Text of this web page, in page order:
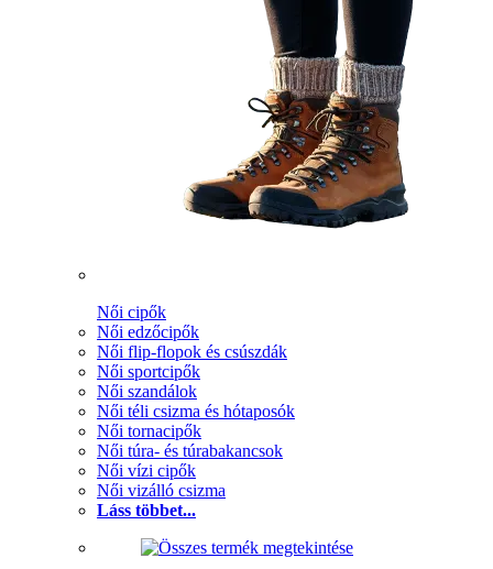
Női cipők
Női edzőcipők
Női flip-flopok és csúszdák
Női sportcipők
Női szandálok
Női téli csizma és hótaposók
Női tornacipők
Női túra- és túrabakancsok
Női vízi cipők
Női vizálló csizma
Láss többet...